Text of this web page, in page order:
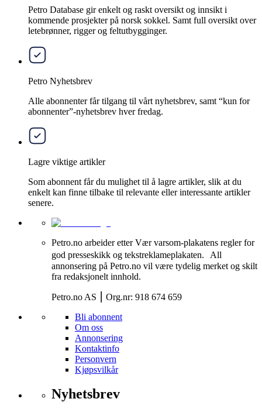
Petro Database gir enkelt og raskt oversikt og innsikt i
kommende prosjekter på norsk sokkel. Samt full oversikt over
letebrønner, rigger og feltutbygginger.
Petro Nyhetsbrev
Alle abonnenter får tilgang til vårt nyhetsbrev, samt “kun for
abonnenter”-nyhetsbrev hver fredag.
Lagre viktige artikler
Som abonnent får du mulighet til å lagre artikler, slik at du
enkelt kan finne tilbake til relevante eller interessante artikler
senere.
Petro.no arbeider etter Vær varsom-plakatens regler for
god presseskikk og tekstreklameplakaten. All
annonsering på Petro.no vil være tydelig merket og skilt
fra redaksjonelt innhold.
Petro.no AS ⎮ Org.nr: 918 674 659
Bli abonnent
Om oss
Annonsering
Kontaktinfo
Personvern
Kjøpsvilkår
Nyhetsbrev